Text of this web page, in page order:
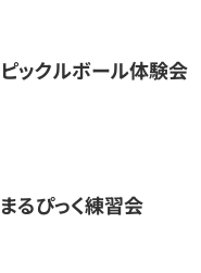
ピックルボール体験会
まるぴっく練習会